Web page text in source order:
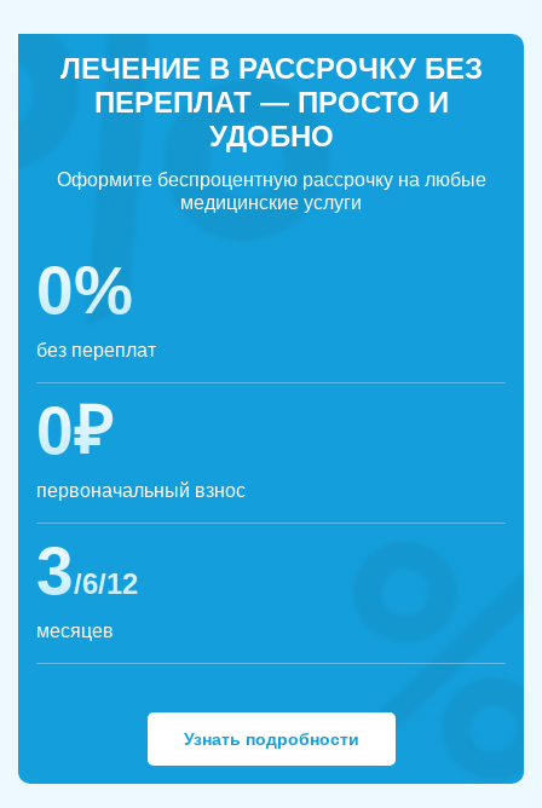
ЛЕЧЕНИЕ В РАССРОЧКУ БЕЗ
ПЕРЕПЛАТ — ПРОСТО И
УДОБНО
Оформите беспроцентную рассрочку на любые
медицинские услуги
0%
без переплат
0₽
первоначальный взнос
3/6/12
месяцев
Узнать подробности